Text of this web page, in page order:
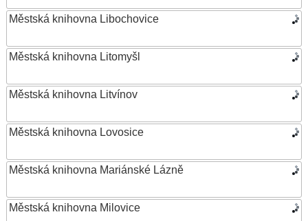
Městská knihovna Libochovice
Městská knihovna Litomyšl
Městská knihovna Litvínov
Městská knihovna Lovosice
Městská knihovna Mariánské Lázně
Městská knihovna Milovice